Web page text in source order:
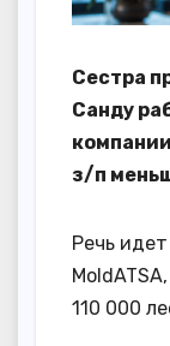
Сестра
Санду
з/п
Речь
110 000